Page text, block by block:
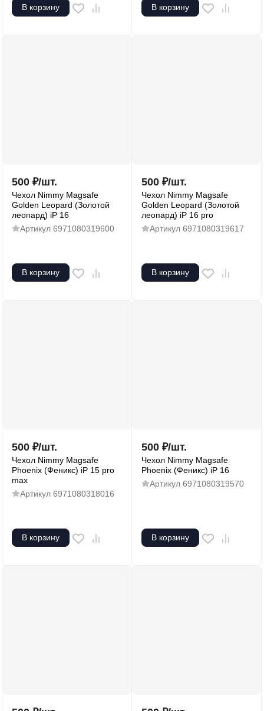
В корзину В корзину
500 ₽/шт.
Чехол Nimmy Magsafe
Golden Leopard (Золотой
леопард) iP 16
Артикул 6971080319600
В корзину
500 ₽/шт.
Чехол Nimmy Magsafe
Golden Leopard (Золотой
леопард) iP 16 pro
Артикул 6971080319617
В корзину
500 ₽/шт.
Чехол Nimmy Magsafe
Phoenix (Феникс) iP 15 pro
max
Артикул 6971080318016
В корзину
500 ₽/шт.
Чехол Nimmy Magsafe
Phoenix (Феникс) iP 16
Артикул 6971080319570
В корзину